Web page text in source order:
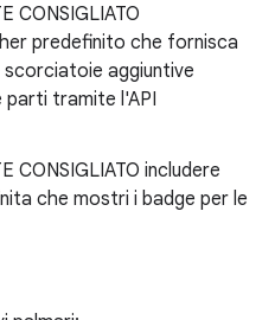
CONSIGLIATO
predefinito che fornisca
aggiuntive
tramite l'API
CONSIGLIATO includere
che mostri i badge per le